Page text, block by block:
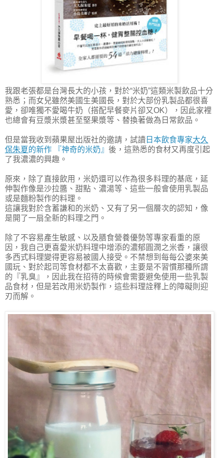
我跟老張都是台灣長大的小孩，對於“米奶”這類米製飲品十分
熟悉；而女兒雖然美國生美國長，對於大部份乳製品都很喜
愛，卻唯獨不愛喝牛奶（搭配早餐麥片卻又OK），因此家裡
也總會有豆漿米漿甚至堅果漿等、替換著做為日常飲品。
但是當我收到蘋果屋出版社的邀請，試讀 日本飲食專家大久
保朱夏 的新作 『神奇的米奶』 後，這熟悉的食材又再度引起
了我濃濃的興趣。
原來，除了直接飲用，米奶還可以作為很多料理的基底，延
伸製作像是沙拉醬、甜點、濃湯等、這些一般會使用乳製品
或是麵粉製作的料理。
這讓我對於含蓄謙和的米奶、又有了另一個層次的認知，像
是開了一扇全新的料理之門。
除了不容易產生敏感、以及膳食營養優勢等專家看重的原
因，我自己更喜愛米奶料理中增添的濃郁圓潤之米香，讓很
多西式料理變得更容易被國人接受。不禁想到每每公婆來美
國玩、對於起司等食材都不太喜歡，主要是不習慣那種所謂
的『乳臭』，因此我在招待的時候會需要避免使用一些乳製
品食材，但是若改用米奶製作，這些料理詮釋上的障礙則迎
刃而解。